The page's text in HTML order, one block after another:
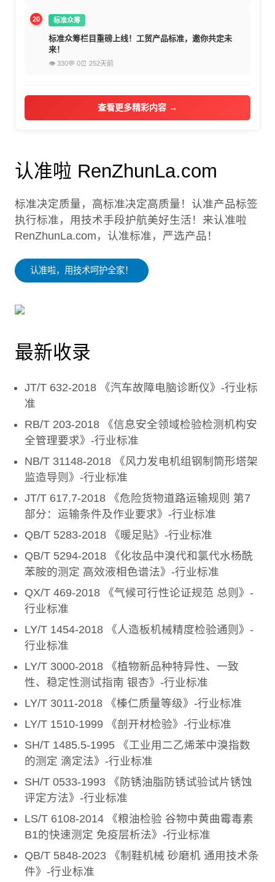
20 标准众筹
标准众筹栏目重磅上线！工贸产品标准，邀你共定未
来！
👁 330💬 0⏰ 252天前
查看更多精彩内容 →
认准啦 RenZhunLa.com
标准决定质量，高标准决定高质量！认准产品标签
执行标准，用技术手段护航美好生活！来认准啦
RenZhunLa.com，认准标准，严选产品！
认准啦，用技术呵护全家！
最新收录
JT/T 632-2018 《汽车故障电脑诊断仪》-行业标
准
RB/T 203-2018 《信息安全领域检验检测机构安
全管理要求》-行业标准
NB/T 31148-2018 《风力发电机组钢制筒形塔架
监造导则》-行业标准
JT/T 617.7-2018 《危险货物道路运输规则 第7
部分：运输条件及作业要求》-行业标准
QB/T 5283-2018 《暖足贴》-行业标准
QB/T 5294-2018 《化妆品中溴代和氯代水杨酰
苯胺的测定 高效液相色谱法》-行业标准
QX/T 469-2018 《气候可行性论证规范 总则》-
行业标准
LY/T 1454-2018 《人造板机械精度检验通则》-
行业标准
LY/T 3000-2018 《植物新品种特异性、一致
性、稳定性测试指南 银杏》-行业标准
LY/T 3011-2018 《榛仁质量等级》-行业标准
LY/T 1510-1999 《剖开材检验》-行业标准
SH/T 1485.5-1995 《工业用二乙烯苯中溴指数
的测定 滴定法》-行业标准
SH/T 0533-1993 《防锈油脂防锈试验试片锈蚀
评定方法》-行业标准
LS/T 6108-2014 《粮油检验 谷物中黄曲霉毒素
B1的快速测定 免疫层析法》-行业标准
QB/T 5848-2023 《制鞋机械 砂磨机 通用技术条
件》-行业标准